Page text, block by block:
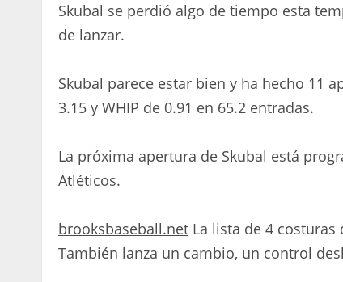
Skubal se perdió algo de tiempo esta
de lanzar.
Skubal parece estar bien y ha hecho 11
3.15 y WHIP de 0.91 en 65.2 entradas.
La próxima apertura de Skubal está
Atléticos.
brooksbaseball.net La lista de 4
También lanza un cambio, un control